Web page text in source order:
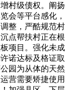
村级债权。阐扬
会等平台感化，
整，严酷规范村
点帮扶村正在根
项目。强化未成
诺达标及格证取
园为从体的天然
营需要矫捷使用